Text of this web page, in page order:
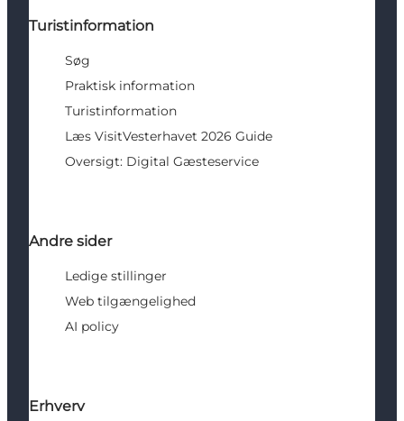
Turistinformation
Søg
Praktisk information
Turistinformation
Læs VisitVesterhavet 2026 Guide
Oversigt: Digital Gæsteservice
Andre sider
Ledige stillinger
Web tilgængelighed
AI policy
Erhverv